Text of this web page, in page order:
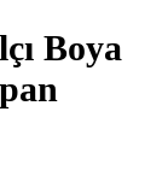
Boya